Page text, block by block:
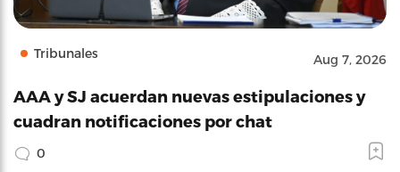
Tribunales Aug 7, 2026
AAA y SJ acuerdan nuevas estipulaciones y
cuadran notificaciones por chat
0